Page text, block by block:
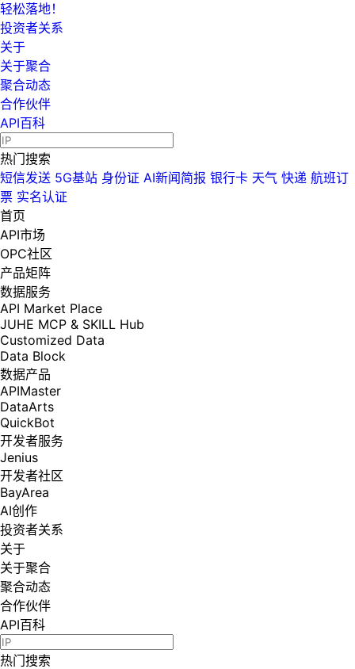
轻松落地！
投资者关系
关于
关于聚合
聚合动态
合作伙伴
API百科
热门搜索
短信发送 5G基站 身份证 AI新闻简报 银行卡 天气 快递 航班订
票 实名认证
首页
API市场
OPC社区
产品矩阵
数据服务
API Market Place
JUHE MCP & SKILL Hub
Customized Data
Data Block
数据产品
APIMaster
DataArts
QuickBot
开发者服务
Jenius
开发者社区
BayArea
AI创作
投资者关系
关于
关于聚合
聚合动态
合作伙伴
API百科
热门搜索